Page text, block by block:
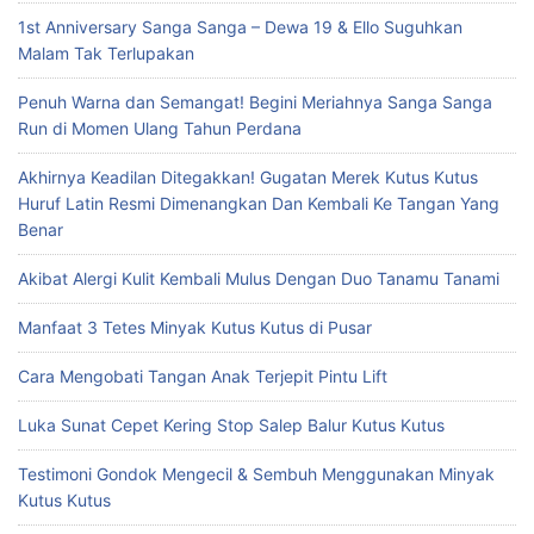
1st Anniversary Sanga Sanga – Dewa 19 & Ello Suguhkan
Malam Tak Terlupakan
Penuh Warna dan Semangat! Begini Meriahnya Sanga Sanga
Run di Momen Ulang Tahun Perdana
Akhirnya Keadilan Ditegakkan! Gugatan Merek Kutus Kutus
Huruf Latin Resmi Dimenangkan Dan Kembali Ke Tangan Yang
Benar
Akibat Alergi Kulit Kembali Mulus Dengan Duo Tanamu Tanami
Manfaat 3 Tetes Minyak Kutus Kutus di Pusar
Cara Mengobati Tangan Anak Terjepit Pintu Lift
Luka Sunat Cepet Kering Stop Salep Balur Kutus Kutus
Testimoni Gondok Mengecil & Sembuh Menggunakan Minyak
Kutus Kutus